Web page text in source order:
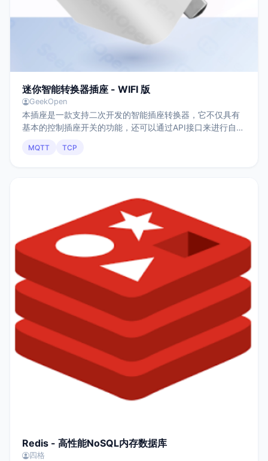
迷你智能转换器插座 - WIFI 版
GeekOpen
本插座是一款支持二次开发的智能插座转换器，它不仅具有
基本的控制插座开关的功能，还可以通过API接口来进行自定
平台等二次开发调试和控制的完整软硬件产品。
MQTT TCP
Redis - 高性能NoSQL内存数据库
四格